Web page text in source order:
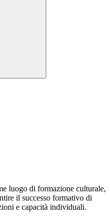
luogo di formazione culturale,
il successo formativo di
e capacità individuali.